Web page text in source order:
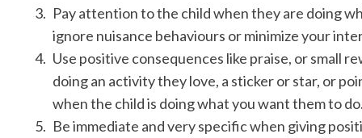
Pay attention to the child when they are doing
ignore nuisance behaviours or minimize your
Use positive consequences like praise, or small
doing an activity they love, a sticker or star, or
when the child is doing what you want them to
Be immediate and very specific when giving